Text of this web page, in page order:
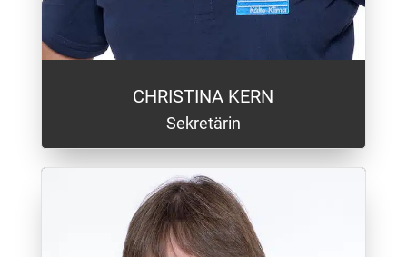
CHRISTINA KERN
Sekretärin